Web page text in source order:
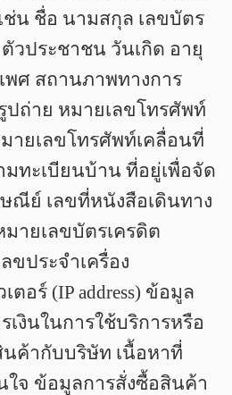
ช่น ชื่อ นามสกุล เลขบัตร
วประชาชน วันเกิด อายุ
พศ สถานภาพทางการ
ปถ่าย หมายเลขโทรศัพท์
ายเลขโทรศัพท์เคลื่อนที่
ทะเบียนบ้าน ที่อยู่เพื่อจัด
ณีย์ เลขที่หนังสือเดินทาง
มายเลขบัตรเครดิต
ขประจำเครื่อง
ตอร์ (IP address) ข้อมูล
เงินในการใช้บริการหรือ
นค้ากับบริษัท เนื้อหาที่
ใจ ข้อมูลการสั่งซื้อสินค้า